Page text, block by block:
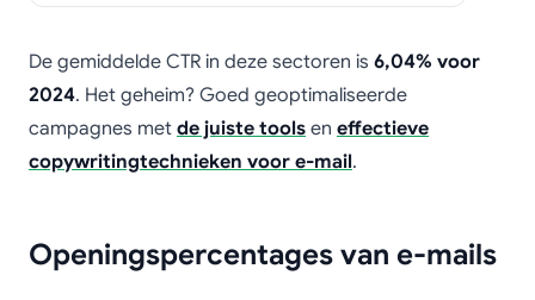
De gemiddelde CTR in deze sectoren is 6,04% voor
2024. Het geheim? Goed geoptimaliseerde
campagnes met de juiste tools en effectieve
copywritingtechnieken voor e-mail.
Openingspercentages van e-mails